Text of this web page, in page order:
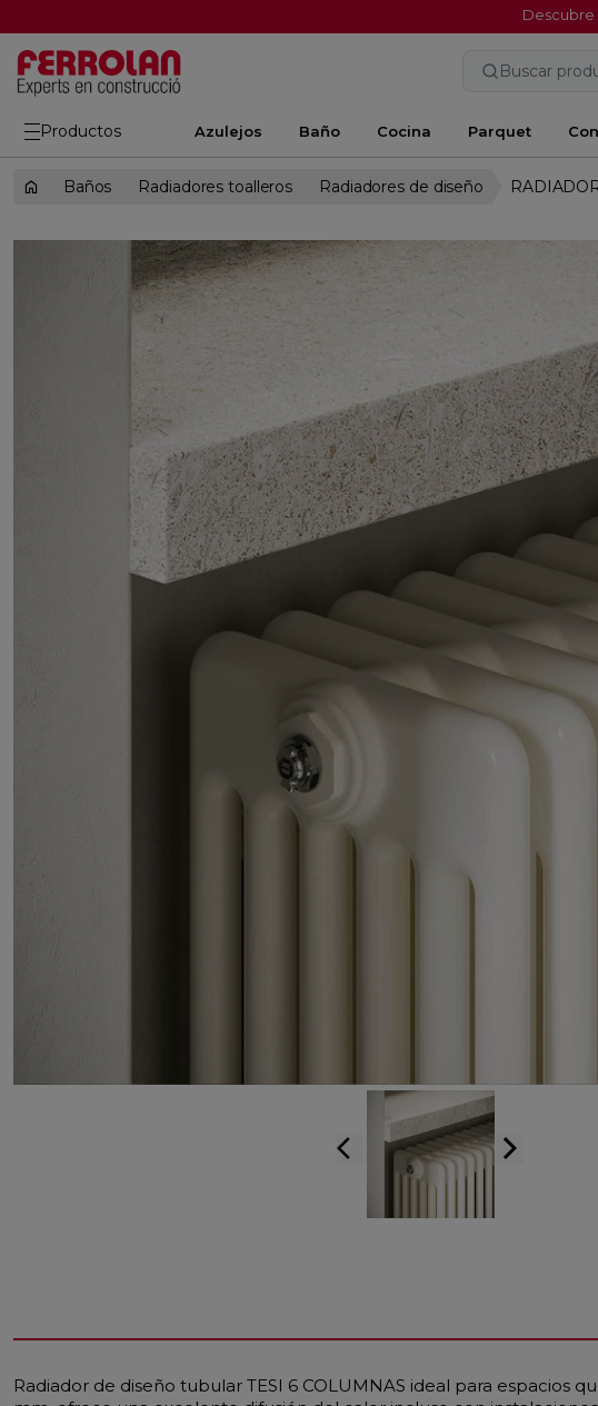
Descubre
Buscar
Productos Azulejos Baño Cocina Parquet
Baños Radiadores toalleros Radiadores de diseño
arrow_back_ios arrow_forward_ios
Radiador de diseño tubular TESI 6 COLUMNAS ideal para